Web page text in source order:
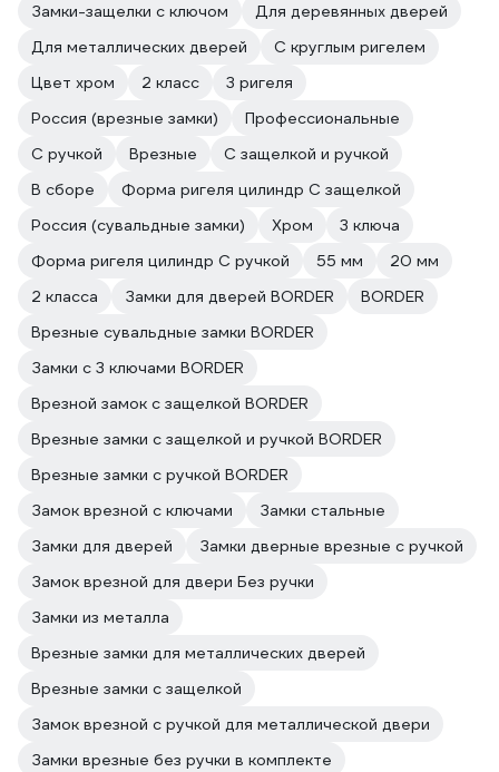
Замки-защелки с ключом
Для деревянных дверей
Для металлических дверей
С круглым ригелем
Цвет хром
2 класс
3 ригеля
Россия (врезные замки)
Профессиональные
С ручкой
Врезные
С защелкой и ручкой
В сборе
Форма ригеля цилиндр С защелкой
Россия (сувальдные замки)
Хром
3 ключа
Форма ригеля цилиндр С ручкой
55 мм
20 мм
2 класса
Замки для дверей BORDER
BORDER
Врезные сувальдные замки BORDER
Замки с 3 ключами BORDER
Врезной замок с защелкой BORDER
Врезные замки с защелкой и ручкой BORDER
Врезные замки с ручкой BORDER
Замок врезной с ключами
Замки стальные
Замки для дверей
Замки дверные врезные с ручкой
Замок врезной для двери Без ручки
Замки из металла
Врезные замки для металлических дверей
Врезные замки с защелкой
Замок врезной с ручкой для металлической двери
Замки врезные без ручки в комплекте